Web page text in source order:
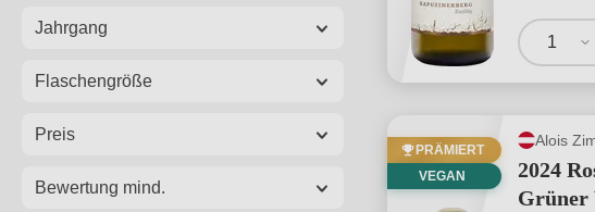
Jahrgang
Flaschengröße
Preis
Bewertung mind.
1
PRÄMIERT
VEGAN
Alois
2024
Grüner